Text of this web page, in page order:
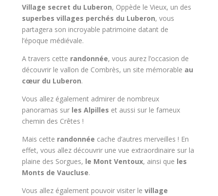
Village secret du Luberon, Oppède le Vieux, un des
superbes villages perchés du Luberon, vous
partagera son incroyable patrimoine datant de
l’époque médiévale.
A travers cette randonnée, vous aurez l’occasion de
découvrir le vallon de Combrès, un site mémorable au
cœur du Luberon.
Vous allez également admirer de nombreux
panoramas sur les Alpilles et aussi sur le fameux
chemin des Crêtes !
Mais cette randonnée cache d’autres merveilles ! En
effet, vous allez découvrir une vue extraordinaire sur la
plaine des Sorgues, le Mont Ventoux, ainsi que les
Monts de Vaucluse.
Vous allez également pouvoir visiter le village